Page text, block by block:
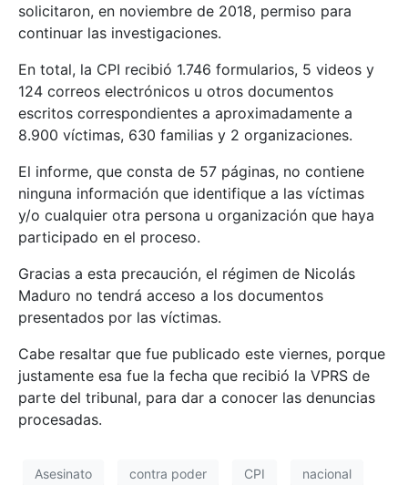
solicitaron, en noviembre de 2018, permiso para
continuar las investigaciones.
En total, la CPI recibió 1.746 formularios, 5 videos y
124 correos electrónicos u otros documentos
escritos correspondientes a aproximadamente a
8.900 víctimas, 630 familias y 2 organizaciones.
El informe, que consta de 57 páginas, no contiene
ninguna información que identifique a las víctimas
y/o cualquier otra persona u organización que haya
participado en el proceso.
Gracias a esta precaución, el régimen de Nicolás
Maduro no tendrá acceso a los documentos
presentados por las víctimas.
Cabe resaltar que fue publicado este viernes, porque
justamente esa fue la fecha que recibió la VPRS de
parte del tribunal, para dar a conocer las denuncias
procesadas.
Asesinato contra poder CPI nacional